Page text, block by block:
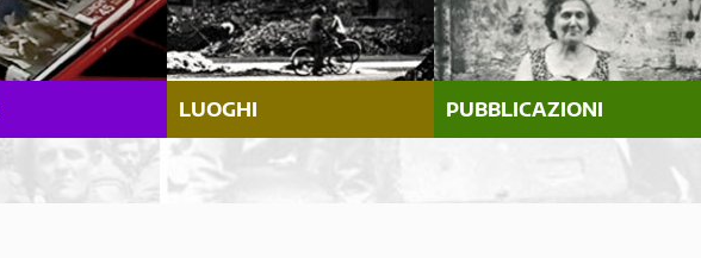
LUOGHI PUBBLICAZIONI